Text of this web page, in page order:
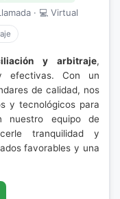
· 💻 Virtual
y arbitraje,
efectivas. Con un
de calidad, nos
y tecnológicos para
nuestro equipo de
tranquilidad y
favorables y una